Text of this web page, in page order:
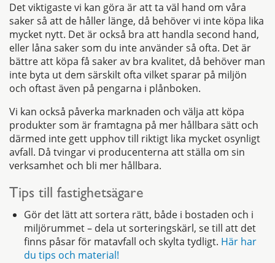
Det viktigaste vi kan göra är att ta väl hand om våra
saker så att de håller länge, då behöver vi inte köpa lika
mycket nytt. Det är också bra att handla second hand,
eller låna saker som du inte använder så ofta. Det är
bättre att köpa få saker av bra kvalitet, då behöver man
inte byta ut dem särskilt ofta vilket sparar på miljön
och oftast även på pengarna i plånboken.
Vi kan också påverka marknaden och välja att köpa
produkter som är framtagna på mer hållbara sätt och
därmed inte gett upphov till riktigt lika mycket osynligt
avfall. Då tvingar vi producenterna att ställa om sin
verksamhet och bli mer hållbara.
Tips till fastighetsägare
Gör det lätt att sortera rätt, både i bostaden och i
miljörummet – dela ut sorteringskärl, se till att det
finns påsar för matavfall och skylta tydligt. Här har
du tips och material!